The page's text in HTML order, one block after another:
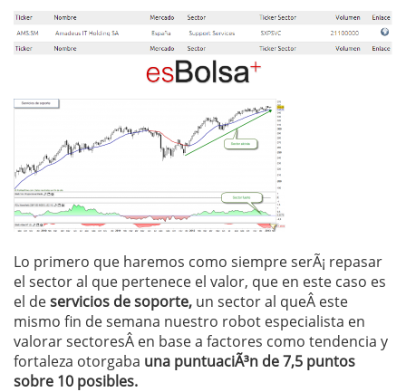
Lo primero que haremos como siempre serÃ¡ repasar
el sector al que pertenece el valor, que en este caso es
el deservicios de soporte, un sector al queÂ este
mismo fin de semana nuestro robot especialista en
valorar sectoresÂ en base a factores como tendencia y
fortaleza otorgaba una puntuaciÃ³n de 7,5 puntos
sobre 10 posibles.